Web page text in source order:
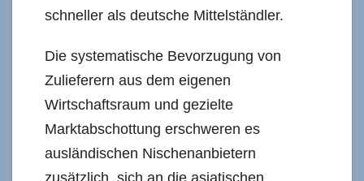
schneller als deutsche Mittelständler.
Die systematische Bevorzugung von
Zulieferern aus dem eigenen
Wirtschaftsraum und gezielte
Marktabschottung erschweren es
ausländischen Nischenanbietern
zusätzlich, sich an die asiatischen